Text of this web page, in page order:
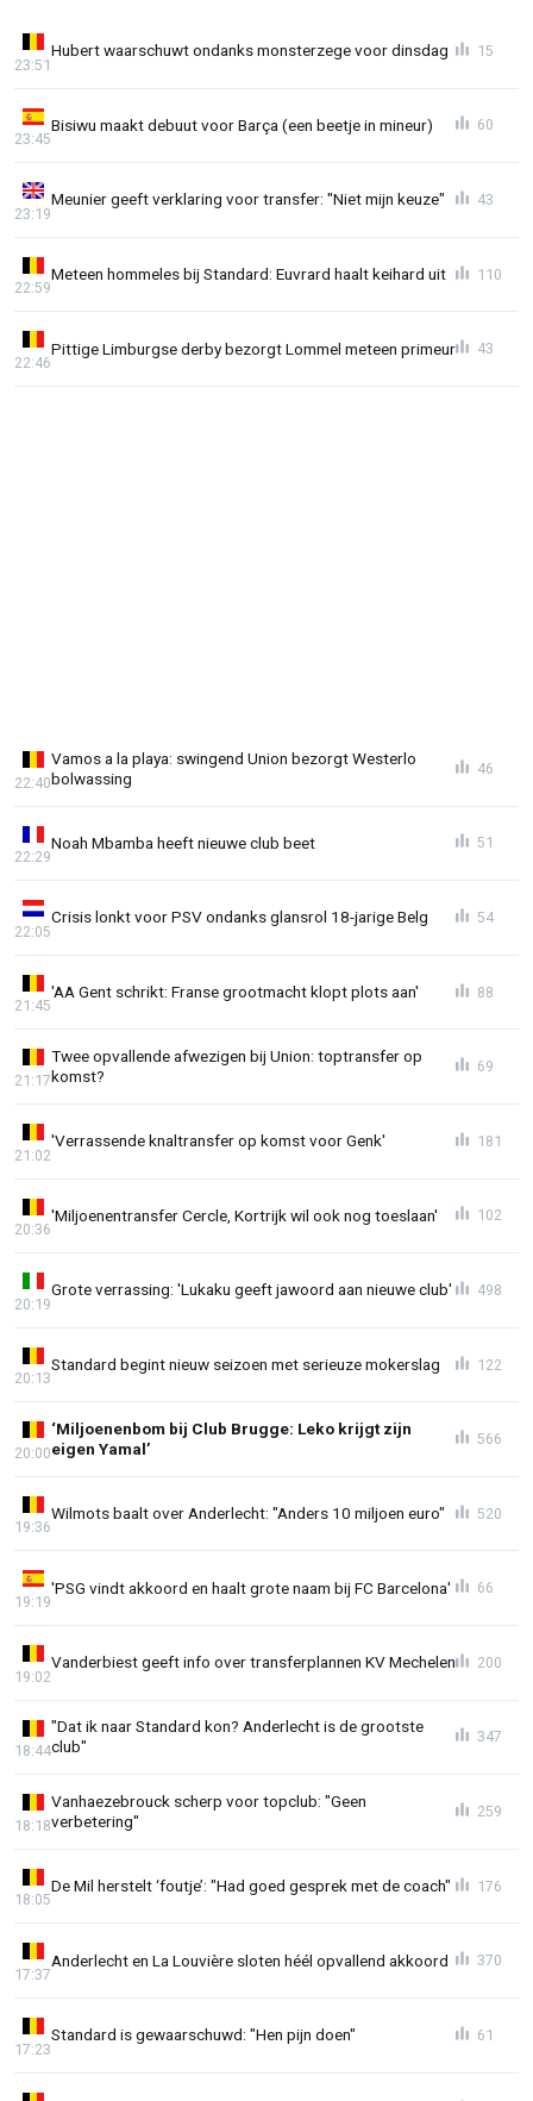
Hubert waarschuwt ondanks monsterzege voor dinsdag
23:51
15
Bisiwu maakt debuut voor Barça (een beetje in mineur)
23:45
60
Meunier geeft verklaring voor transfer: "Niet mijn keuze"
23:19
43
Meteen hommeles bij Standard: Euvrard haalt keihard uit
22:59
110
Pittige Limburgse derby bezorgt Lommel meteen primeur
22:46
43
Vamos a la playa: swingend Union bezorgt Westerlo
bolwassing
22:40
46
Noah Mbamba heeft nieuwe club beet
22:29
51
Crisis lonkt voor PSV ondanks glansrol 18-jarige Belg
22:05
54
'AA Gent schrikt: Franse grootmacht klopt plots aan'
21:45
88
Twee opvallende afwezigen bij Union: toptransfer op
komst?
21:17
69
'Verrassende knaltransfer op komst voor Genk'
21:02
181
'Miljoenentransfer Cercle, Kortrijk wil ook nog toeslaan'
20:36
102
Grote verrassing: 'Lukaku geeft jawoord aan nieuwe club'
20:19
498
Standard begint nieuw seizoen met serieuze mokerslag
20:13
122
‘Miljoenenbom bij Club Brugge: Leko krijgt zijn
eigen Yamal’
20:00
566
Wilmots baalt over Anderlecht: "Anders 10 miljoen euro"
19:36
520
'PSG vindt akkoord en haalt grote naam bij FC Barcelona'
19:19
66
Vanderbiest geeft info over transferplannen KV Mechelen
19:02
200
"Dat ik naar Standard kon? Anderlecht is de grootste
club"
18:44
347
Vanhaezebrouck scherp voor topclub: "Geen
verbetering"
18:18
259
De Mil herstelt ‘foutje’: "Had goed gesprek met de coach"
18:05
176
Anderlecht en La Louvière sloten héél opvallend akkoord
17:37
370
Standard is gewaarschuwd: "Hen pijn doen"
17:23
61